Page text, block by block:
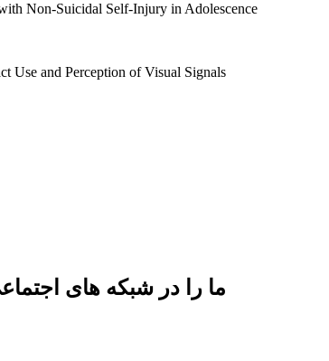
Non-Suicidal Self-Injury in Adolescence
Use and Perception of Visual Signals
ما را در شبکه های